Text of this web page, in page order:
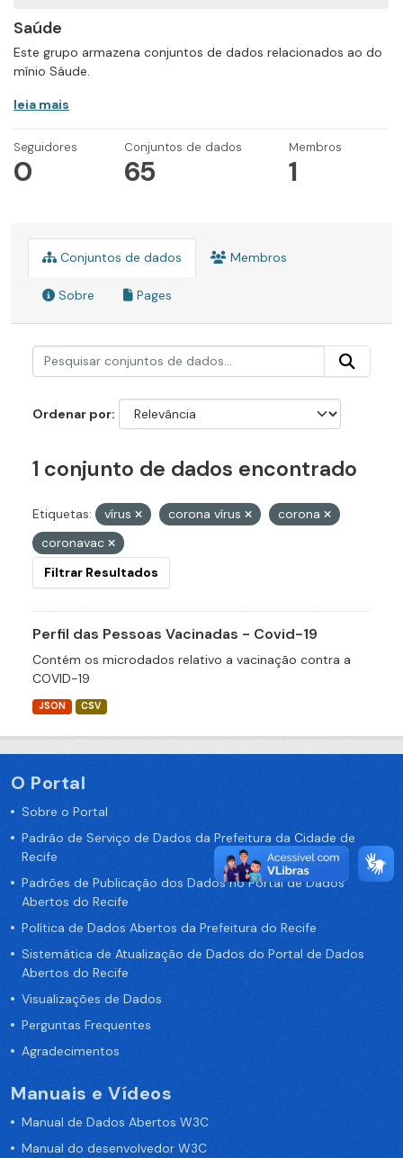
Saúde
Este grupo armazena conjuntos de dados relacionados ao do
mínio Sáude.
leia mais
Seguidores
0
Conjuntos de dados
65
Membros
1
Conjuntos de dados Membros
Sobre Pages
Ordenar por
1 conjunto de dados encontrado
Etiquetas: vírus corona vírus
corona
coronavac
Filtrar Resultados
Perfil das Pessoas Vacinadas - Covid-19
Contém os microdados relativo a vacinação contra a
COVID-19
JSON CSV
O Portal
Sobre o Portal
Padrão de Serviço de Dados da Prefeitura da Cidade de
Recife
Padrões de Publicação dos Dados no Portal de Dados
Abertos do Recife
Política de Dados Abertos da Prefeitura do Recife
Sistemática de Atualização de Dados do Portal de Dados
Abertos do Recife
Visualizações de Dados
Perguntas Frequentes
Agradecimentos
Manuais e Vídeos
Manual de Dados Abertos W3C
Manual do desenvolvedor W3C